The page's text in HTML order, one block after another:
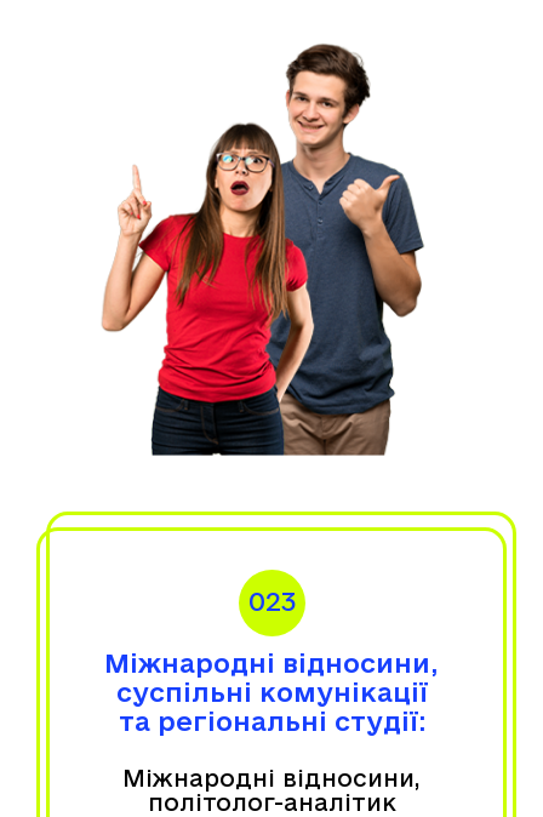
023
Міжнародні відносини,
суспільні комунікації
та регіональні студії:
Міжнародні відносини,
політолог-аналітик